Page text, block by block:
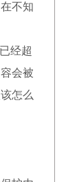
不知
经超
会被
怎么